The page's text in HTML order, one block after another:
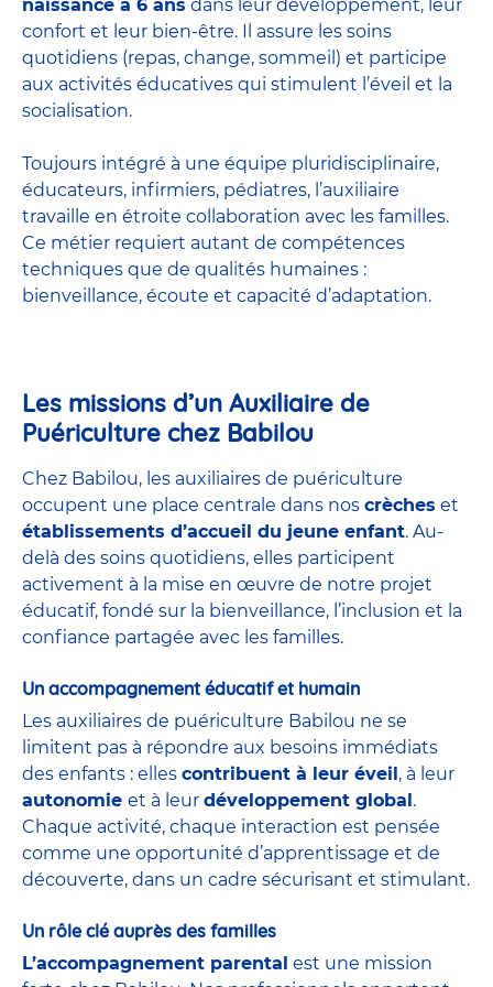
naissance à 6 ans dans leur développement, leur
confort et leur bien-être. Il assure les soins
quotidiens (repas, change, sommeil) et participe
aux activités éducatives qui stimulent l’éveil et la
socialisation.
Toujours intégré à une équipe pluridisciplinaire,
éducateurs, infirmiers, pédiatres, l’auxiliaire
travaille en étroite collaboration avec les familles.
Ce métier requiert autant de compétences
techniques que de qualités humaines :
bienveillance, écoute et capacité d’adaptation.
Les missions d’un Auxiliaire de
Puériculture chez Babilou
Chez Babilou, les auxiliaires de puériculture
occupent une place centrale dans nos crèches et
établissements d’accueil du jeune enfant. Au-
delà des soins quotidiens, elles participent
activement à la mise en œuvre de notre projet
éducatif, fondé sur la bienveillance, l’inclusion et la
confiance partagée avec les familles.
Un accompagnement éducatif et humain
Les auxiliaires de puériculture Babilou ne se
limitent pas à répondre aux besoins immédiats
des enfants : elles contribuent à leur éveil , à leur
autonomie et à leur développement global .
Chaque activité, chaque interaction est pensée
comme une opportunité d’apprentissage et de
découverte, dans un cadre sécurisant et stimulant.
Un rôle clé auprès des familles
L’accompagnement parental est une mission